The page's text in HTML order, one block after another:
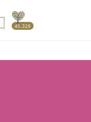
45.328